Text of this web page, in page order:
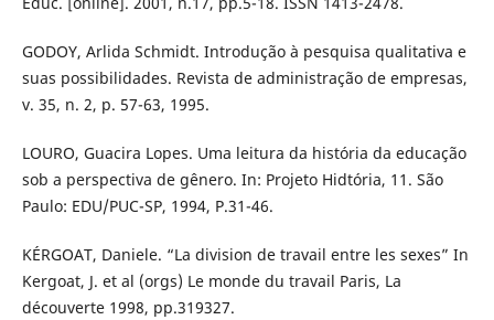
GODOY, Arlida Schmidt. Introdução à pesquisa qualitativa e
suas possibilidades. Revista de administração de empresas,
v. 35, n. 2, p. 57-63, 1995.
LOURO, Guacira Lopes. Uma leitura da história da educação
sob a perspectiva de gênero. In: Projeto Hidtória, 11. São
Paulo: EDU/PUC-SP, 1994, P.31-46.
KÉRGOAT, Daniele. “La division de travail entre les sexes” In
Kergoat, J. et al (orgs) Le monde du travail Paris, La
découverte 1998, pp.319327.